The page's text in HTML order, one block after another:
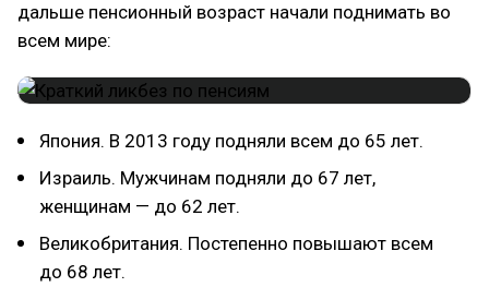
дальше пенсионный возраст начали поднимать во
всем мире:
Япония. В 2013 году подняли всем до 65 лет.
Израиль. Мужчинам подняли до 67 лет,
женщинам — до 62 лет.
Великобритания. Постепенно повышают всем
до 68 лет.